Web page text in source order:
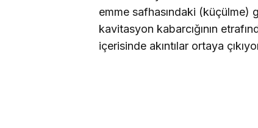
emme safhasındaki (küçülme)
kavitasyon kabarcığının
içerisinde akıntılar ortaya